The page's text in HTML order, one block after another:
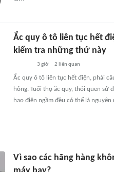
Ắc quy ô tô liên tục hết
kiểm tra những thứ này
3 giờ 2 liên quan
Ắc quy ô tô liên tục hết điện, phải
hỏng. Tuổi thọ ắc quy, thói quen sử
hao điện ngầm đều có thể là nguyên
Vì sao các hãng hàng